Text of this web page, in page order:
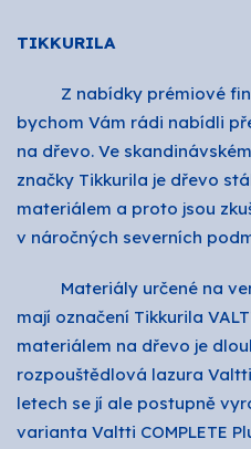
TIKKURILA
Z nabídky prémiové
bychom Vám rádi nabídli
na dřevo. Ve
značky Tikkurila je dřevo
materiálem a proto jsou
v náročných severních
Materiály určené na
mají označení Tikkurila
materiálem na dřevo je
rozpouštědlová lazura Valtti
letech se jí ale postupně
varianta Valtti COMPLETE